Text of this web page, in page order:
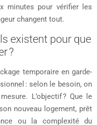
minutes pour vérifier les
changent tout.
existent pour que
?
temporaire en garde-
: selon le besoin, on
L’objectif ? Que le
nouveau logement, prêt
ou la complexité du